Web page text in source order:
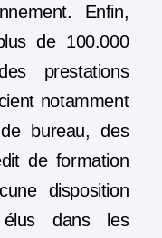
Enfin,
de 100.000
prestations
notamment
bureau, des
de formation
disposition
dans les